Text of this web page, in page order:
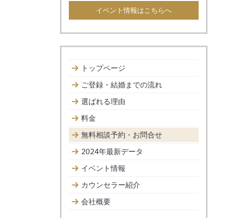
イベント情報はこちらへ
トップページ
ご登録・結婚までの流れ
選ばれる理由
料金
無料相談予約・お問合せ
2024年最新データ
イベント情報
カウンセラー紹介
会社概要